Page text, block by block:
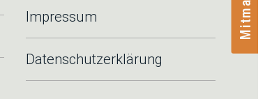
Impressum
Datenschutzerklärung